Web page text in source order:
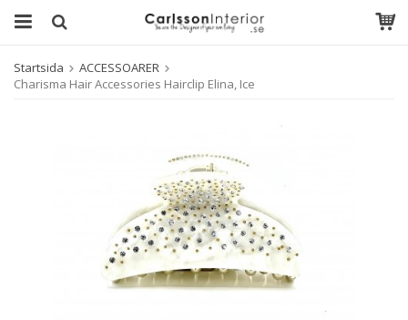
Startsida
ACCESSOARER
Charisma Hair Accessories Hairclip Elina, Ice